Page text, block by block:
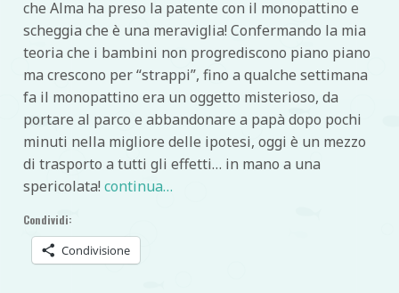
che Alma ha preso la patente con il monopattino e
scheggia che è una meraviglia! Confermando la mia
teoria che i bambini non progrediscono piano piano
ma crescono per “strappi”, fino a qualche settimana
fa il monopattino era un oggetto misterioso, da
portare al parco e abbandonare a papà dopo pochi
minuti nella migliore delle ipotesi, oggi è un mezzo
di trasporto a tutti gli effetti… in mano a una
spericolata! continua…
Condividi:
Condivisione